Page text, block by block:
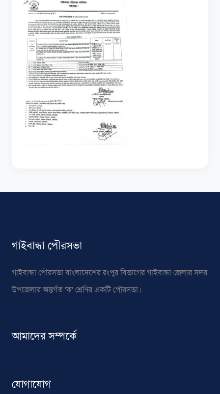
গাইবান্ধা পৌরসভা
গাইবান্ধা পৌরসভা বাংলাদেশের রংপুর বিভাগের গাইবান্ধা জেলার সদর
উপজেলার অন্তর্গত 'ক' শ্রেণির একটি পৌরসভা।
আমাদের সম্পর্কে
যোগাযোগ